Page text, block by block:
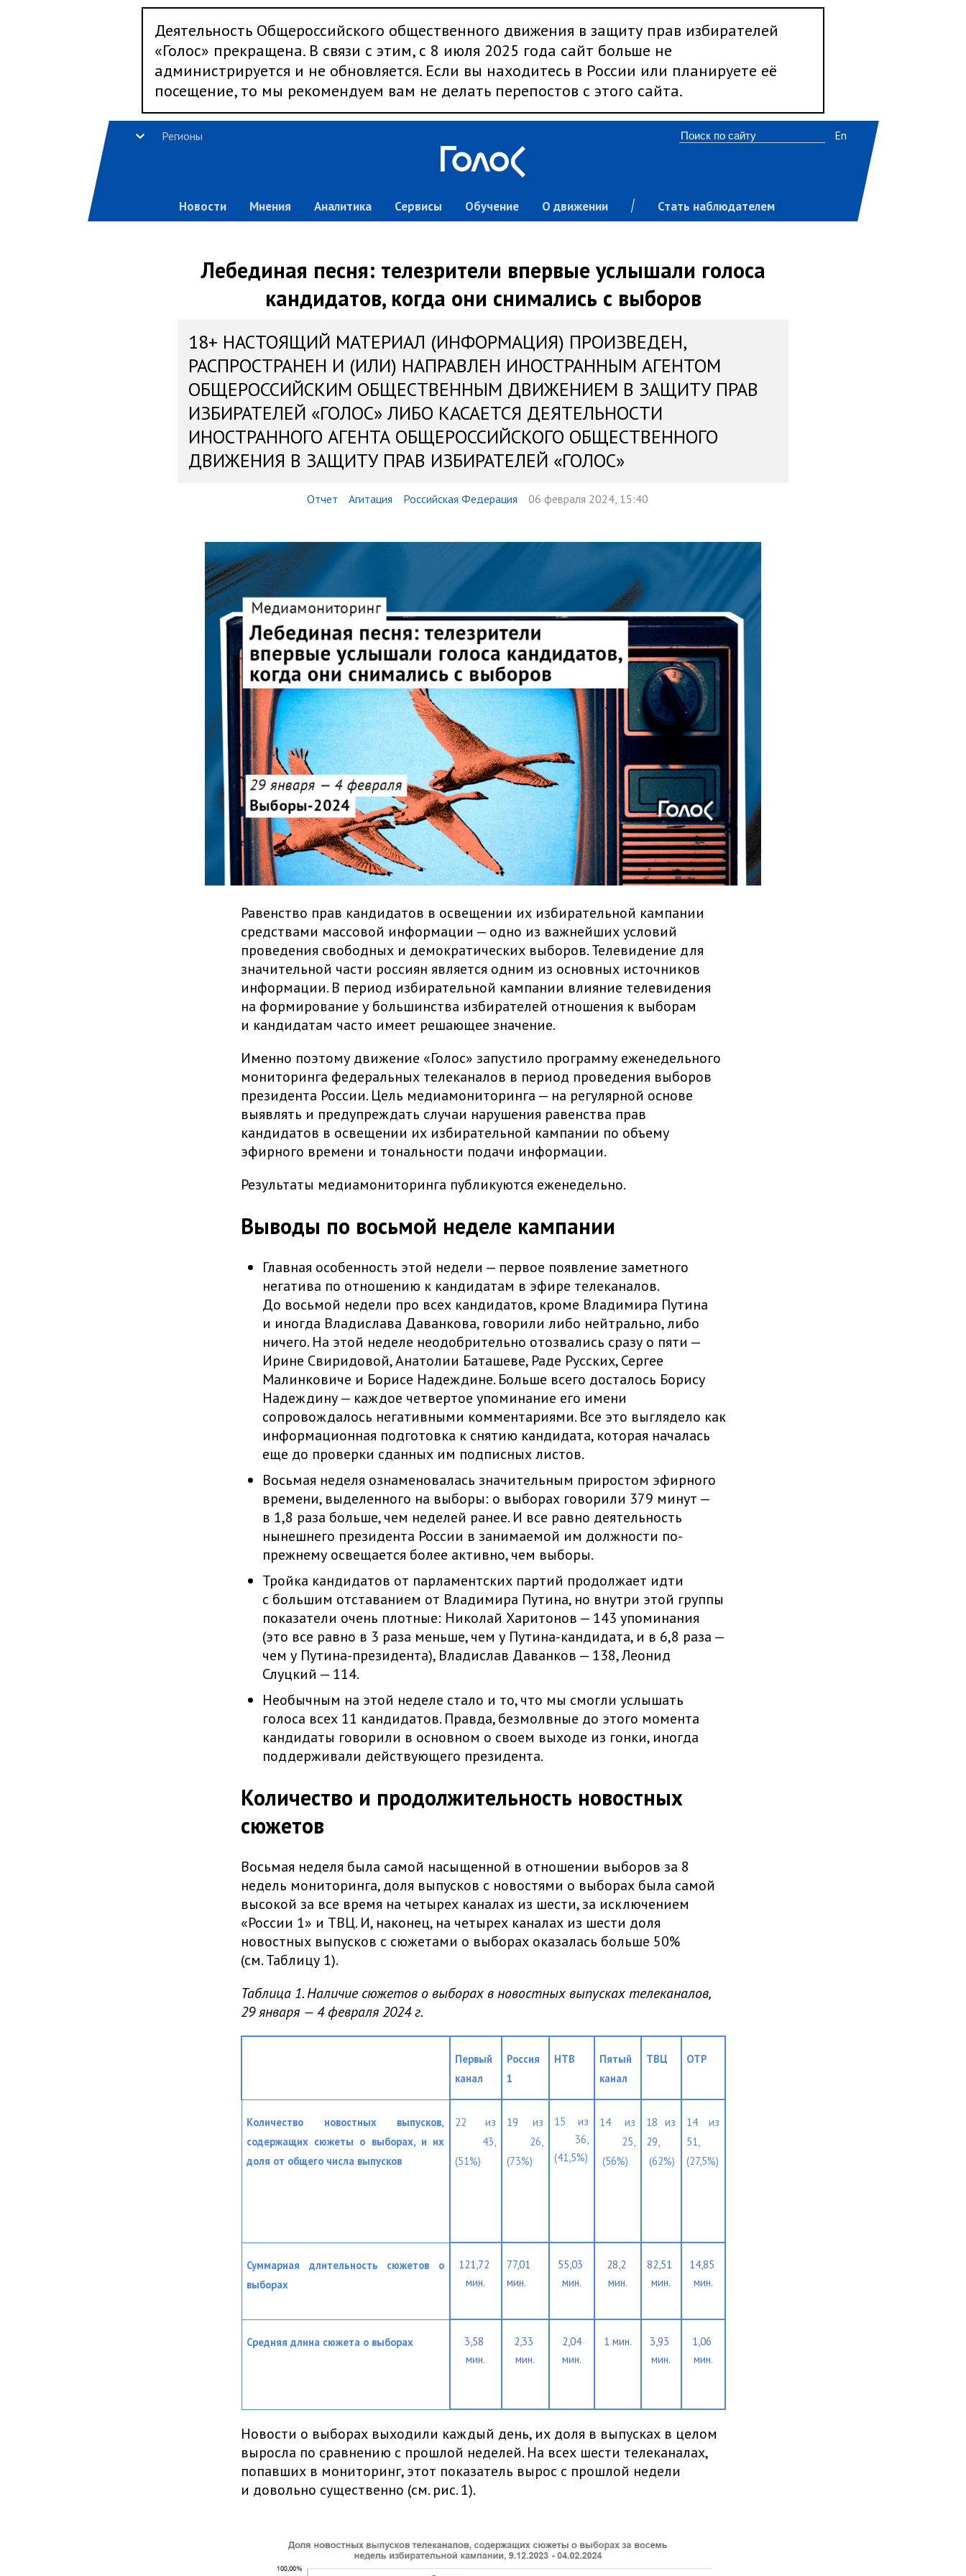
Деятельность Общероссийского общественного движения в защиту прав избирателей
«Голос» прекращена. В связи с этим, с 8 июля 2025 года сайт больше не
администрируется и не обновляется. Если вы находитесь в России или планируете её
посещение, то мы рекомендуем вам не делать перепостов с этого сайта.
Регионы
Новости Мнения Аналитика Сервисы Обучение О движении Стать наблюдателем
En
Лебединая песня: телезрители впервые услышали голоса
кандидатов, когда они снимались с выборов
18+ НАСТОЯЩИЙ МАТЕРИАЛ (ИНФОРМАЦИЯ) ПРОИЗВЕДЕН,
РАСПРОСТРАНЕН И (ИЛИ) НАПРАВЛЕН ИНОСТРАННЫМ АГЕНТОМ
ОБЩЕРОССИЙСКИМ ОБЩЕСТВЕННЫМ ДВИЖЕНИЕМ В ЗАЩИТУ ПРАВ
ИЗБИРАТЕЛЕЙ «ГОЛОС» ЛИБО КАСАЕТСЯ ДЕЯТЕЛЬНОСТИ
ИНОСТРАННОГО АГЕНТА ОБЩЕРОССИЙСКОГО ОБЩЕСТВЕННОГО
ДВИЖЕНИЯ В ЗАЩИТУ ПРАВ ИЗБИРАТЕЛЕЙ «ГОЛОС»
Отчет Агитация Российская Федерация 06 февраля 2024, 15:40
Равенство прав кандидатов в освещении их избирательной кампании
средствами массовой информации — одно из важнейших условий
проведения свободных и демократических выборов. Телевидение для
значительной части россиян является одним из основных источников
информации. В период избирательной кампании влияние телевидения
на формирование у большинства избирателей отношения к выборам
и кандидатам часто имеет решающее значение.
Именно поэтому движение «Голос» запустило программу еженедельного
мониторинга федеральных телеканалов в период проведения выборов
президента России. Цель медиамониторинга — на регулярной основе
выявлять и предупреждать случаи нарушения равенства прав
кандидатов в освещении их избирательной кампании по объему
эфирного времени и тональности подачи информации.
Результаты медиамониторинга публикуются еженедельно.
Выводы по восьмой неделе кампании
Главная особенность этой недели — первое появление заметного
негатива по отношению к кандидатам в эфире телеканалов.
До восьмой недели про всех кандидатов, кроме Владимира Путина
и иногда Владислава Даванкова, говорили либо нейтрально, либо
ничего. На этой неделе неодобрительно отозвались сразу о пяти —
Ирине Свиридовой, Анатолии Баташеве, Раде Русских, Сергее
Малинковиче и Борисе Надеждине. Больше всего досталось Борису
Надеждину — каждое четвертое упоминание его имени
сопровождалось негативными комментариями. Все это выглядело как
информационная подготовка к снятию кандидата, которая началась
еще до проверки сданных им подписных листов.
Восьмая неделя ознаменовалась значительным приростом эфирного
времени, выделенного на выборы: о выборах говорили 379 минут —
в 1,8 раза больше, чем неделей ранее. И все равно деятельность
нынешнего президента России в занимаемой им должности по-
прежнему освещается более активно, чем выборы.
Тройка кандидатов от парламентских партий продолжает идти
с большим отставанием от Владимира Путина, но внутри этой группы
показатели очень плотные: Николай Харитонов — 143 упоминания
(это все равно в 3 раза меньше, чем у Путина-кандидата, и в 6,8 раза —
чем у Путина-президента), Владислав Даванков — 138, Леонид
Слуцкий — 114.
Необычным на этой неделе стало и то, что мы смогли услышать
голоса всех 11 кандидатов. Правда, безмолвные до этого момента
кандидаты говорили в основном о своем выходе из гонки, иногда
поддерживали действующего президента.
Количество и продолжительность новостных
сюжетов
Восьмая неделя была самой насыщенной в отношении выборов за 8
недель мониторинга, доля выпусков с новостями о выборах была самой
высокой за все время на четырех каналах из шести, за исключением
«России 1» и ТВЦ. И, наконец, на четырех каналах из шести доля
новостных выпусков с сюжетами о выборах оказалась больше 50%
(см. Таблицу 1).
Таблица 1. Наличие сюжетов о выборах в новостных выпусках телеканалов,
29 января — 4 февраля 2024 г.
Первый
канал
Россия
1
НТВ
Пятый
канал
ТВЦ ОТР
Количество новостных выпусков,
содержащих сюжеты о выборах, и их
доля от общего числа выпусков
22 из
43,
(51%)
19 из
26,
(73%)
15 из
36,
(41,5%)
14 из
25,
(56%)
18 из
29,
(62%)
14 из
51,
(27,5%)
Суммарная длительность сюжетов о
выборах
121,72
мин.
77,01
мин.
55,03
мин.
28,2
мин.
82,51
мин.
14,85
мин.
Средняя длина сюжета о выборах
3,58
мин.
2,33
мин.
2,04
мин.
1 мин.
3,93
мин.
1,06
мин.
Новости о выборах выходили каждый день, их доля в выпусках в целом
выросла по сравнению с прошлой неделей. На всех шести телеканалах,
попавших в мониторинг, этот показатель вырос с прошлой недели
и довольно существенно (см. рис. 1).